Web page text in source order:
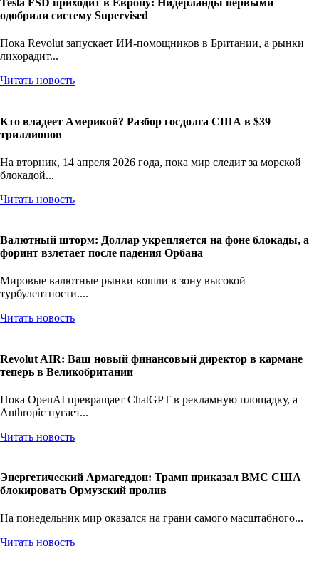
Tesla FSD приходит в Европу: Нидерланды первыми
одобрили систему Supervised
Пока Revolut запускает ИИ-помощников в Британии, а рынки
лихорадит...
Читать новость
Кто владеет Америкой? Разбор госдолга США в $39
триллионов
На вторник, 14 апреля 2026 года, пока мир следит за морской
блокадой...
Читать новость
Валютный шторм: Доллар укрепляется на фоне блокады, а
форинт взлетает после падения Орбана
Мировые валютные рынки вошли в зону высокой
турбулентности....
Читать новость
Revolut AIR: Ваш новый финансовый директор в кармане
теперь в Великобритании
Пока OpenAI превращает ChatGPT в рекламную площадку, а
Anthropic пугает...
Читать новость
Энергетический Армагеддон: Трамп приказал ВМС США
блокировать Ормузский пролив
На понедельник мир оказался на грани самого масштабного...
Читать новость